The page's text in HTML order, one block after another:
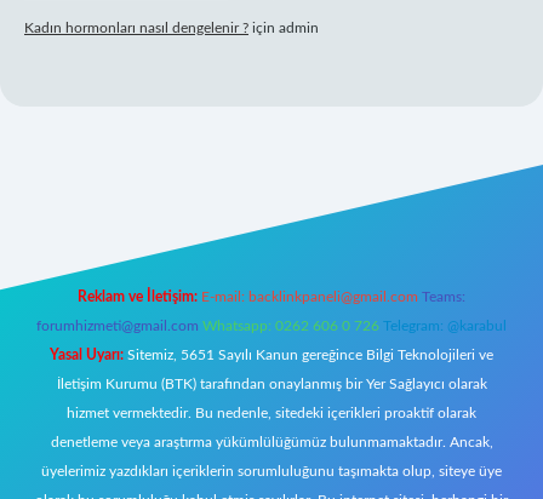
Kadın hormonları nasıl dengelenir ? için admin
Reklam ve İletişim: E-mail: backlinkpaneli@gmail.com Teams:
forumhizmeti@gmail.com Whatsapp: 0262 606 0 726 Telegram: @karabul
Yasal Uyarı: Sitemiz, 5651 Sayılı Kanun gereğince Bilgi Teknolojileri ve
İletişim Kurumu (BTK) tarafından onaylanmış bir Yer Sağlayıcı olarak
hizmet vermektedir. Bu nedenle, sitedeki içerikleri proaktif olarak
denetleme veya araştırma yükümlülüğümüz bulunmamaktadır. Ancak,
üyelerimiz yazdıkları içeriklerin sorumluluğunu taşımakta olup, siteye üye